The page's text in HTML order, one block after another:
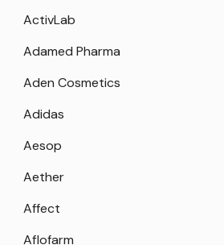
ActivLab
Adamed Pharma
Aden Cosmetics
Adidas
Aesop
Aether
Affect
Aflofarm